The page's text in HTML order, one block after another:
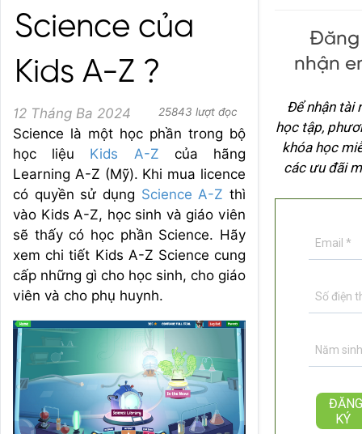
Science của
Kids A-Z ?
12 Tháng Ba 2024 25843 lượt đọc
Science là một học phần trong bộ
học liệu Kids A-Z của hãng
Learning A-Z (Mỹ). Khi mua licence
có quyền sử dụng Science A-Z thì
vào Kids A-Z, học sinh và giáo viên
sẽ thấy có học phần Science. Hãy
xem chi tiết Kids A-Z Science cung
cấp những gì cho học sinh, cho giáo
viên và cho phụ huynh.
Đăng
nhận
Để nhận tài
học tập,
khóa học
các ưu đãi